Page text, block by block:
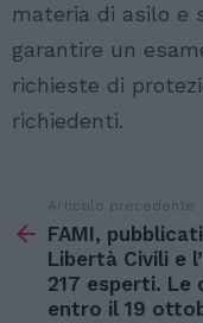
materia di asilo e
garantire un
richieste di
richiedenti.
di
Articolo precedente
FAMI,
Libertà Civili e
217 esperti. Le
entro il 19